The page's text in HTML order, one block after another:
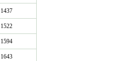
1437
1522
1594
1643